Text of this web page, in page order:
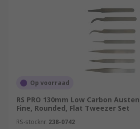
Op voorraad
RS PRO 130mm Low Carbon
Fine, Rounded, Flat Tweezer Set
RS-stocknr. 238-0742